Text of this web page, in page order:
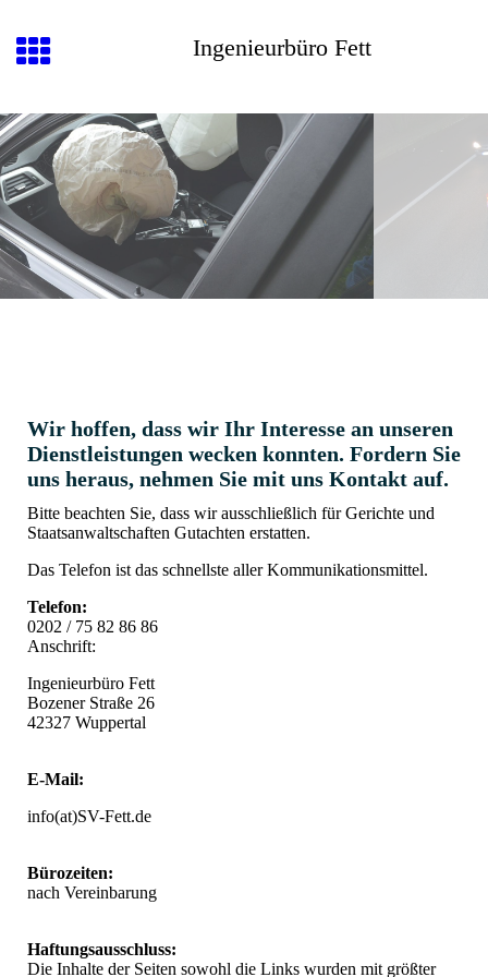
Ingenieurbüro Fett
Wir hoffen, dass wir Ihr Interesse an unseren
Dienstleistungen wecken konnten. Fordern Sie
uns heraus, nehmen Sie mit uns Kontakt auf.
Bitte beachten Sie, dass wir ausschließlich für Gerichte und
Staatsanwaltschaften Gutachten erstatten.
Das Telefon ist das schnellste aller Kommunikationsmittel.
Telefon:
0202 / 75 82 86 86
Anschrift:
Ingenieurbüro Fett
Bozener Straße 26
42327 Wuppertal
E-Mail:
info(at)SV-Fett.de
Bürozeiten:
nach Vereinbarung
Haftungsausschluss:
Die Inhalte der Seiten sowohl die Links wurden mit größter